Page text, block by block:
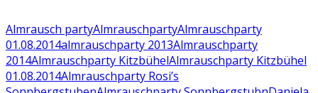
Almrausch partyAlmrauschpartyAlmrauschparty
01.08.2014almrauschparty 2013Almrauschparty
2014Almrauschparty KitzbühelAlmrauschparty Kitzbühel
01.08.2014Almrauschparty Rosi’s